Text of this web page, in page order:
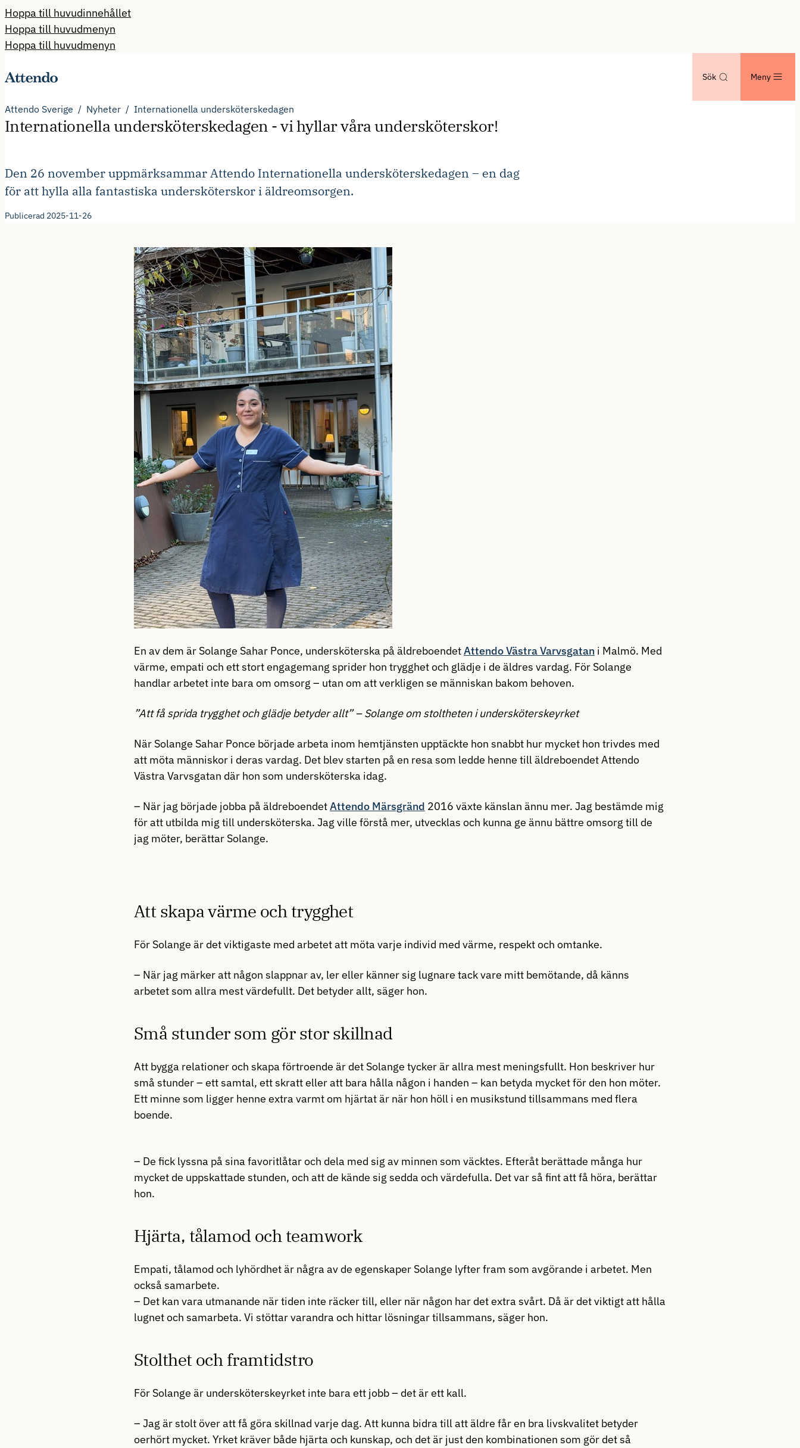
Hoppa till huvudinnehållet
Hoppa till huvudmenyn
Hoppa till huvudmenyn
Sök Meny
Attendo Sverige Nyheter Internationella undersköterskedagen
Internationella undersköterskedagen - vi hyllar våra undersköterskor!
Den 26 november uppmärksammar Attendo Internationella undersköterskedagen – en dag
för att hylla alla fantastiska undersköterskor i äldreomsorgen.
Publicerad 2025-11-26
En av dem är Solange Sahar Ponce, undersköterska på äldreboendetAttendo Västra Varvsgatan i Malmö. Med
värme, empati och ett stort engagemang sprider hon trygghet och glädje i de äldres vardag. För Solange
handlar arbetet inte bara om omsorg – utan om att verkligen se människan bakom behoven.
”Att få sprida trygghet och glädje betyder allt” – Solange om stoltheten i undersköterskeyrket
När Solange Sahar Ponce började arbeta inom hemtjänsten upptäckte hon snabbt hur mycket hon trivdes med
att möta människor i deras vardag. Det blev starten på en resa som ledde henne till äldreboendet Attendo
Västra Varvsgatan där hon som undersköterska idag.
– När jag började jobba på äldreboendetAttendo Märsgränd 2016 växte känslan ännu mer. Jag bestämde mig
för att utbilda mig till undersköterska. Jag ville förstå mer, utvecklas och kunna ge ännu bättre omsorg till de
jag möter, berättar Solange.
Att skapa värme och trygghet
För Solange är det viktigaste med arbetet att möta varje individ med värme, respekt och omtanke.
– När jag märker att någon slappnar av, ler eller känner sig lugnare tack vare mitt bemötande, då känns
arbetet som allra mest värdefullt. Det betyder allt, säger hon.
Små stunder som gör stor skillnad
Att bygga relationer och skapa förtroende är det Solange tycker är allra mest meningsfullt. Hon beskriver hur
små stunder – ett samtal, ett skratt eller att bara hålla någon i handen – kan betyda mycket för den hon möter.
Ett minne som ligger henne extra varmt om hjärtat är när hon höll i en musikstund tillsammans med flera
boende.
– De fick lyssna på sina favoritlåtar och dela med sig av minnen som väcktes. Efteråt berättade många hur
mycket de uppskattade stunden, och att de kände sig sedda och värdefulla. Det var så fint att få höra, berättar
hon.
Hjärta, tålamod och teamwork
Empati, tålamod och lyhördhet är några av de egenskaper Solange lyfter fram som avgörande i arbetet. Men
också samarbete.
– Det kan vara utmanande när tiden inte räcker till, eller när någon har det extra svårt. Då är det viktigt att hålla
lugnet och samarbeta. Vi stöttar varandra och hittar lösningar tillsammans, säger hon.
Stolthet och framtidstro
För Solange är undersköterskeyrket inte bara ett jobb – det är ett kall.
– Jag är stolt över att få göra skillnad varje dag. Att kunna bidra till att äldre får en bra livskvalitet betyder
oerhört mycket. Yrket kräver både hjärta och kunskap, och det är just den kombinationen som gör det så